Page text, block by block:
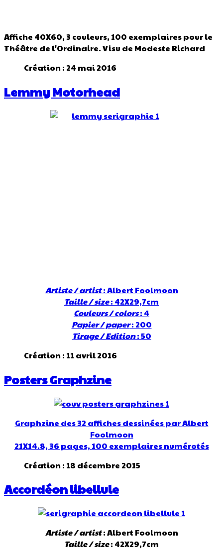
Affiche 40X60, 3 couleurs, 100 exemplaires pour le
Théâtre de l'Ordinaire. Visu de Modeste Richard
Création : 24 mai 2016
Lemmy Motorhead
Artiste / artist: Albert Foolmoon
Taille / size: 42X29,7cm
Couleurs / colors: 4
Papier / paper: 200
Tirage / Edition: 50
Création : 11 avril 2016
Posters Graphzine
Graphzine des 32 affiches dessinées par Albert
Foolmoon
21X14.8, 36 pages, 100 exemplaires numérotés
Création : 18 décembre 2015
Accordéon libellule
Artiste / artist: Albert Foolmoon
Taille / size: 42X29,7cm